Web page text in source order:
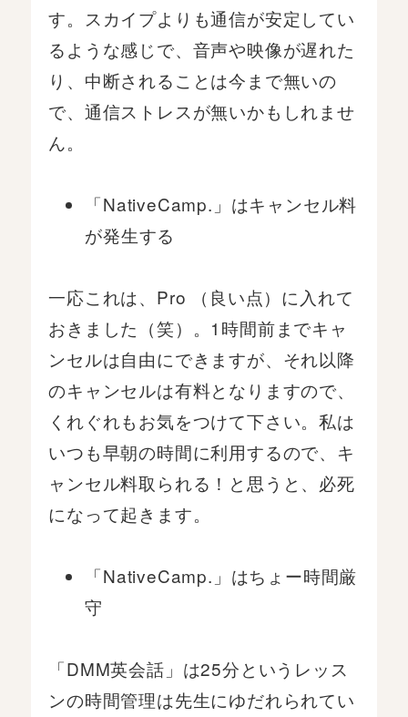
す。スカイプよりも通信が安定してい
るような感じで、音声や映像が遅れた
り、中断されることは今まで無いの
で、通信ストレスが無いかもしれませ
ん。
「NativeCamp.」はキャンセル料
が発生する
一応これは、Pro （良い点）に入れて
おきました（笑）。1時間前までキャ
ンセルは自由にできますが、それ以降
のキャンセルは有料となりますので、
くれぐれもお気をつけて下さい。私は
いつも早朝の時間に利用するので、キ
ャンセル料取られる！と思うと、必死
になって起きます。
「NativeCamp.」はちょー時間厳
守
「DMM英会話」は25分というレッス
ンの時間管理は先生にゆだれられてい